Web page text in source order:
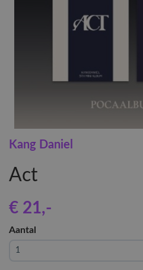
Kang Daniel
Act
€ 21,-
Aantal